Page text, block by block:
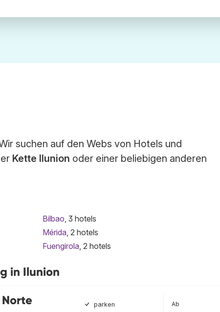
suchen auf den Webs von Hotels und
Kette Ilunion oder einer beliebigen anderen
Bilbao, 3 hotels
Mérida, 2 hotels
Fuengirola, 2 hotels
in Ilunion
parken
Ab